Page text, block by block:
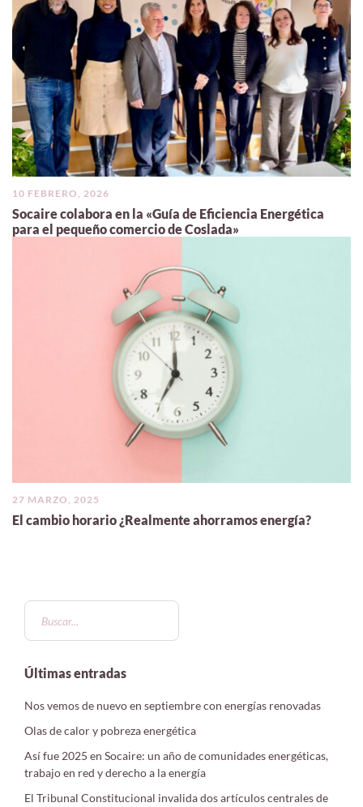
10 FEBRERO, 2026
Socaire colabora en la «Guía de Eficiencia Energética
para el pequeño comercio de Coslada»
27 MARZO, 2025
El cambio horario ¿Realmente ahorramos energía?
Últimas entradas
Nos vemos de nuevo en septiembre con energías renovadas
Olas de calor y pobreza energética
Así fue 2025 en Socaire: un año de comunidades energéticas,
trabajo en red y derecho a la energía
El Tribunal Constitucional invalida dos artículos centrales de